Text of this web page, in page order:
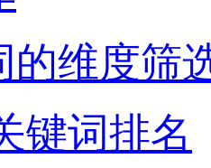
的维度筛
键词排名